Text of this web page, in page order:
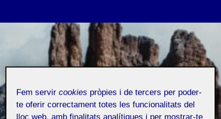
Fem servircookies pròpies i de tercers per poder-
te oferir correctament totes les funcionalitats del
lloc web, amb finalitats analítiques i per mostrar-te